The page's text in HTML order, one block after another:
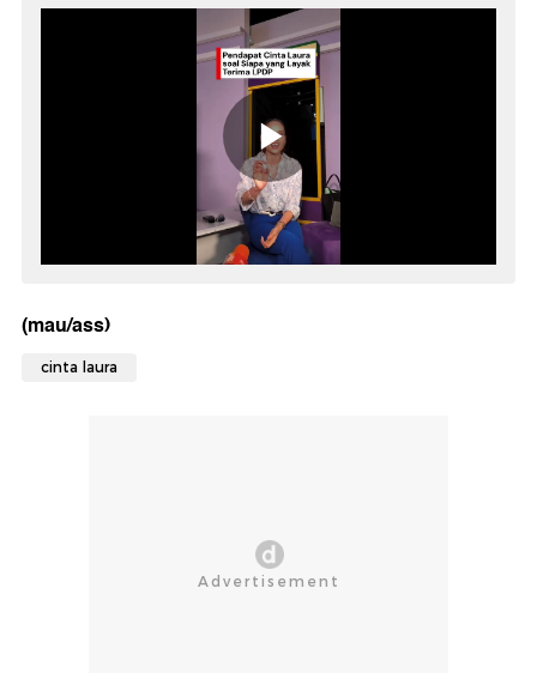
(mau/ass)
cinta laura